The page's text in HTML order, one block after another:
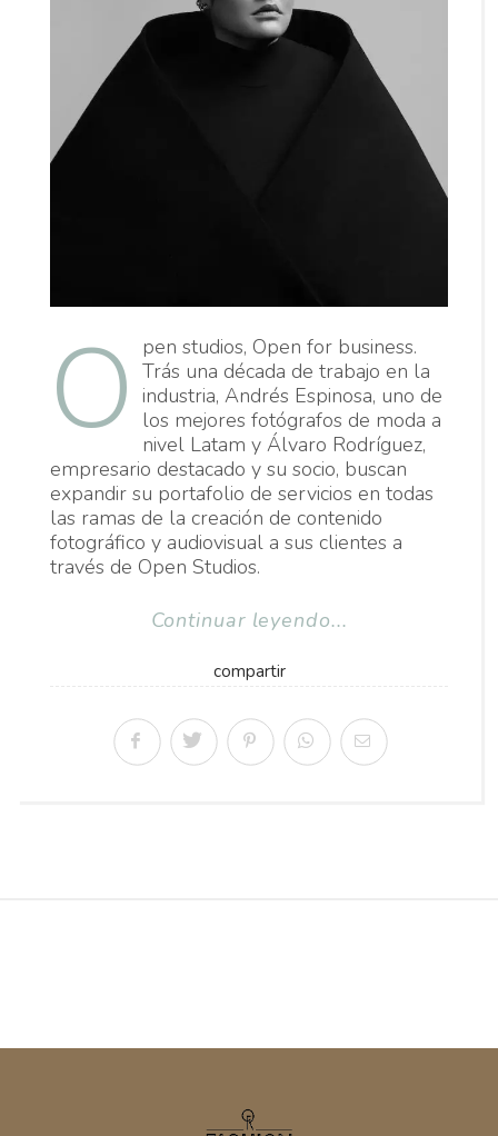
O
pen studios, Open for business.
Trás una década de trabajo en la
industria, Andrés Espinosa, uno de
los mejores fotógrafos de moda a
nivel Latam y Álvaro Rodríguez,
empresario destacado y su socio, buscan
expandir su portafolio de servicios en todas
las ramas de la creación de contenido
fotográfico y audiovisual a sus clientes a
través de Open Studios.
Continuar leyendo...
compartir